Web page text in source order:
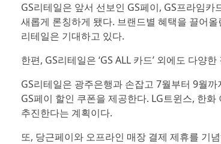
GS리테일은 앞서 선보인 GS페이, GS프라임카
새롭게 론칭하게 됐다. 브랜드별 혜택을 끌어올
리테일은 기대하고 있다.
한편, GS리테일은 ‘GS ALL 카드’ 외에도 다양
GS리테일은 광주은행과 손잡고 7월부터 9월
GS페이 할인 쿠폰을 제공한다. LG트윈스, 한
추진한다는 계획이다.
또, 당근페이와 오프라인 매장 결제 제휴를 기